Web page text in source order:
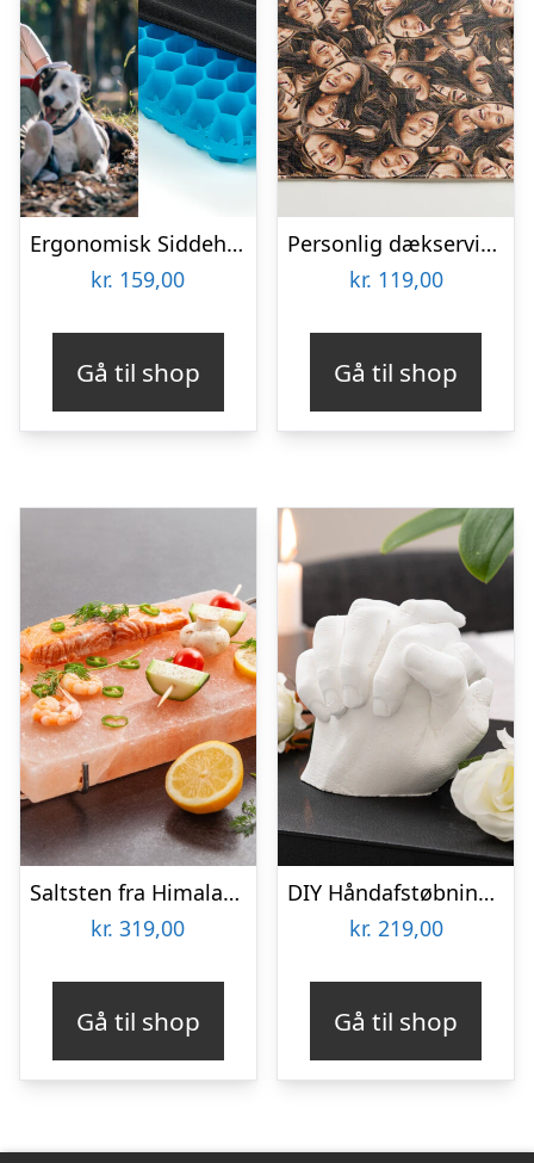
Ergonomisk Siddehynde i Gel
kr. 159,00
Gå til shop
Personlig dækserviet med Billede – Multiface
kr. 119,00
Gå til shop
Saltsten fra Himalaya – KitchPro
kr. 319,00
Gå til shop
DIY Håndafstøbningskit – Spralla
kr. 219,00
Gå til shop